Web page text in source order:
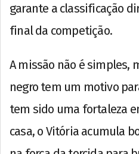
garante a classificação
final da competição.
A missão não é simples,
negro tem um motivo
tem sido uma fortaleza
casa, o Vitória acumula